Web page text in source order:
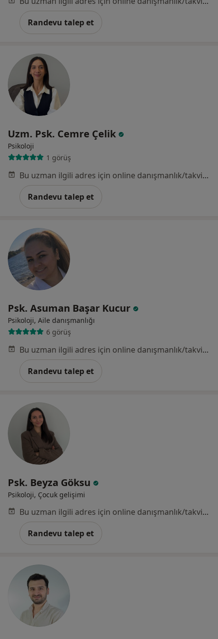
Randevu talep et
Uzm. Psk. Cemre Çelik
Psikoloji
1 görüş
Bu uzman ilgili adres için online danışmanlık/takvim sunmuyor.
Randevu talep et
Psk. Asuman Başar Kucur
Psikoloji, Aile danışmanlığı
6 görüş
Bu uzman ilgili adres için online danışmanlık/takvim sunmuyor.
Randevu talep et
Psk. Beyza Göksu
Psikoloji, Çocuk gelişimi
Bu uzman ilgili adres için online danışmanlık/takvim sunmuyor.
Randevu talep et